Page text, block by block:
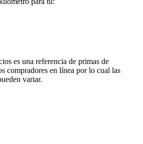
es una referencia de primas de
compradores en línea por lo cual las
variar.